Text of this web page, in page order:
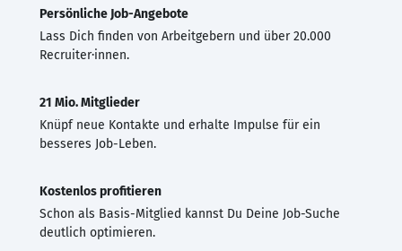
Persönliche Job-Angebote
Lass Dich finden von Arbeitgebern und über 20.000
Recruiter·innen.
21 Mio. Mitglieder
Knüpf neue Kontakte und erhalte Impulse für ein
besseres Job-Leben.
Kostenlos profitieren
Schon als Basis-Mitglied kannst Du Deine Job-Suche
deutlich optimieren.